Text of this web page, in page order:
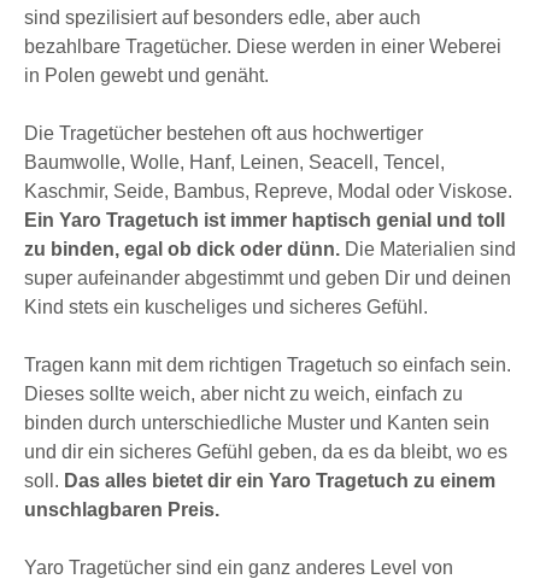
sind spezilisiert auf besonders edle, aber auch
bezahlbare Tragetücher. Diese werden in einer Weberei
in Polen gewebt und genäht.
Die Tragetücher bestehen oft aus hochwertiger
Baumwolle, Wolle, Hanf, Leinen, Seacell, Tencel,
Kaschmir, Seide, Bambus, Repreve, Modal oder Viskose.
Ein Yaro Tragetuch ist immer haptisch genial und toll
zu binden, egal ob dick oder dünn. Die Materialien sind
super aufeinander abgestimmt und geben Dir und deinen
Kind stets ein kuscheliges und sicheres Gefühl.
Tragen kann mit dem richtigen Tragetuch so einfach sein.
Dieses sollte weich, aber nicht zu weich, einfach zu
binden durch unterschiedliche Muster und Kanten sein
und dir ein sicheres Gefühl geben, da es da bleibt, wo es
soll. Das alles bietet dir ein Yaro Tragetuch zu einem
unschlagbaren Preis.
Yaro Tragetücher sind ein ganz anderes Level von